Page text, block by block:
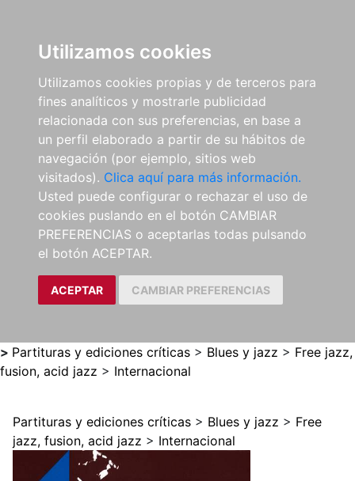
Utilizamos cookies
Utilizamos cookies propias y de terceros para
fines analíticos y mostrarle publicidad
relacionada con sus preferencias, en base a
un perfil elaborado a partir de su hábitos de
navegación (por ejemplo, sitios web
visitados). Clica aquí para más información.
Usted puede configurar o rechazar el uso de
cookies puslando en el botón CAMBIAR
PREFERENCIAS o aceptarlas todas pulsando
el botón ACEPTAR.
ACEPTAR CAMBIAR PREFERENCIAS
> Partituras y ediciones críticas > Blues y jazz > Free jazz,
fusion, acid jazz > Internacional
Partituras y ediciones críticas > Blues y jazz > Free
jazz, fusion, acid jazz > Internacional